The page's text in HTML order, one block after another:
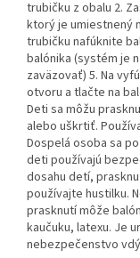
trubičku z obalu 2.
ktorý je umiestnený
trubičku nafúknite
balónika (systém je
zaväzovať) 5. Na
otvoru a tlačte na
Deti sa môžu
alebo uškrtiť.
Dospelá osoba sa
deti používajú
dosahu detí,
používajte hustilku.
prasknutí môže
kaučuku, latexu. Je
nebezpečenstvo